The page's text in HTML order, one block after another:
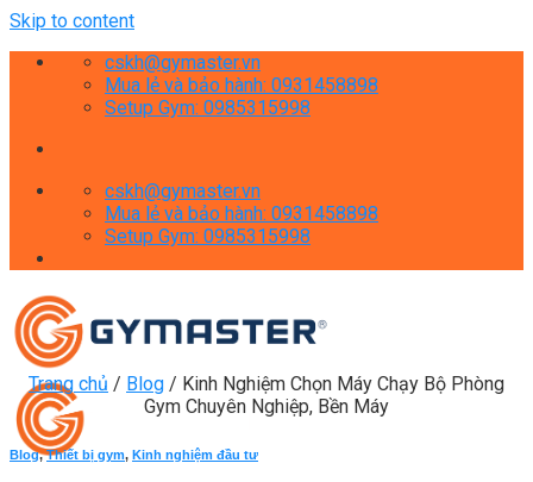
Skip to content
cskh@gymaster.vn
Mua lẻ và bảo hành: 0931458898
Setup Gym: 0985315998
cskh@gymaster.vn
Mua lẻ và bảo hành: 0931458898
Setup Gym: 0985315998
Trang chủ / Blog / Kinh Nghiệm Chọn Máy Chạy Bộ Phòng
Gym Chuyên Nghiệp, Bền Máy
Blog,Thiết bị gym, Kinh nghiệm đầu tư